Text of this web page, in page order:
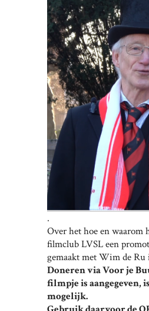
.
Over het hoe en waarom
filmclub LVSL een
gemaakt met Wim de Ru
Doneren via Voor je
filmpje is aangegeven,
mogelijk.